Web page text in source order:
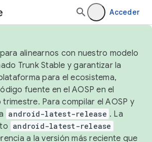
Acceder
alinearnos con nuestro modelo
Trunk Stable y garantizar la
para el ecosistema,
fuente en el AOSP en el
Para compilar el AOSP y
android-latest-release . La
android-latest-release
a la versión más reciente que